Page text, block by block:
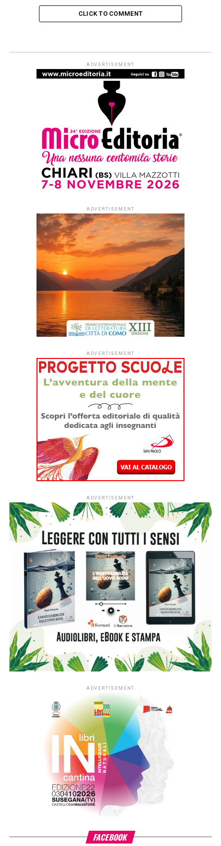
CLICK TO COMMENT
Mercoledì sera 24 giugno alle
18.00 con TAGLI & RITAGLI di
Angelica Gerosa (TOPIPITTORI)
2 mesi ago on
23 Giugno 2026
By Redazione Leggere:tutti
deiLibri green in atelier
incontri dedicati a libri che
raccontano pratiche
creative, sostenibili e
capaci di ispirare nuovi
sguardi sul mondo.
DaNicoletta Fasani il 24
giugno alle ore 1800
terrà la presentazione
diTagli & ritagli. Il grande
libro del collagedella
Angelica Gerosa
pubblicato daTopipittori.
L’incontro mette in dialogo due universi creativi
esprimendosi attraverso linguaggi differenti, condividono
una profonda affinità. Da un lato il
fatto di
immagini raccolte, ritagliate e ricomposte; dall’altro
moda sostenibile, che trasforma tessuti, materiali e
spesso avanzi di lavorazione in nuove forme e nuove
possibilità.
Il librodi Angelica Gerosa
racconta il collage come un
gioco di immaginazione e progettazione: un’arte che nasce
dalla capacità di osservare il mondo, raccogliere
frammenti, immaginare ciò che ancora non esiste e
costruirlo pezzo dopo pezzo. Animali fantastici, volti
inventati, geometrie, manifesti e paesaggi prendono forma
grazie all’incontro tra creatività, sensibilità e attenzione
alla composizione.
La stessa attitudine attraversa il lavoro di Nicoletta Fasani,
dove ogni abito nasce da un processo di ricerca e
trasformazione. Come nel collage, anche nella creazione di
un capo convivono fantasia e progetto, intuizione e
costruzione. I materiali vengono selezionati, accostati e
ricomposti; gli avanzi non sono scarti ma risorse preziose
Entrambe le pratiche condividono uno sguardo capace di
riconoscere valore nei dettagli e nei frammenti,
trasformando ciò che esiste già in qualcosa di inaspettato.
Un invito a guardare il mondo con curiosità, a non sprecare,
a reinventare e a lasciare spazio alla fantasia.
La presentazione sarà l’occasione per esplorare il
creativo del tagliare, assemblare e reinventare
scoprendo come da piccoli pezzi possano nascere storie,
immagini e abiti capaci di raccontare nuovi mondi.
fonte di ispirazione, ricca di idee e spunti creativi per la